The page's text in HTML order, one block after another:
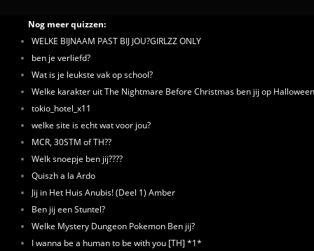
Nog meer quizzen:
WELKE BIJNAAM PAST BIJ JOU?GIRLZZ ONLY
ben je verliefd?
Wat is je leukste vak op school?
Welke karakter uit The Nightmare Before Christmas ben jij op
tokio_hotel_x11
welke site is echt wat voor jou?
MCR, 30STM of TH??
Welk snoepje ben jij????
Quiszh a la Ardo
Jij in Het Huis Anubis! (Deel 1) Amber
Ben jij een Stuntel?
Welke Mystery Dungeon Pokemon Ben jij?
I wanna be a human to be with you [TH] *1*